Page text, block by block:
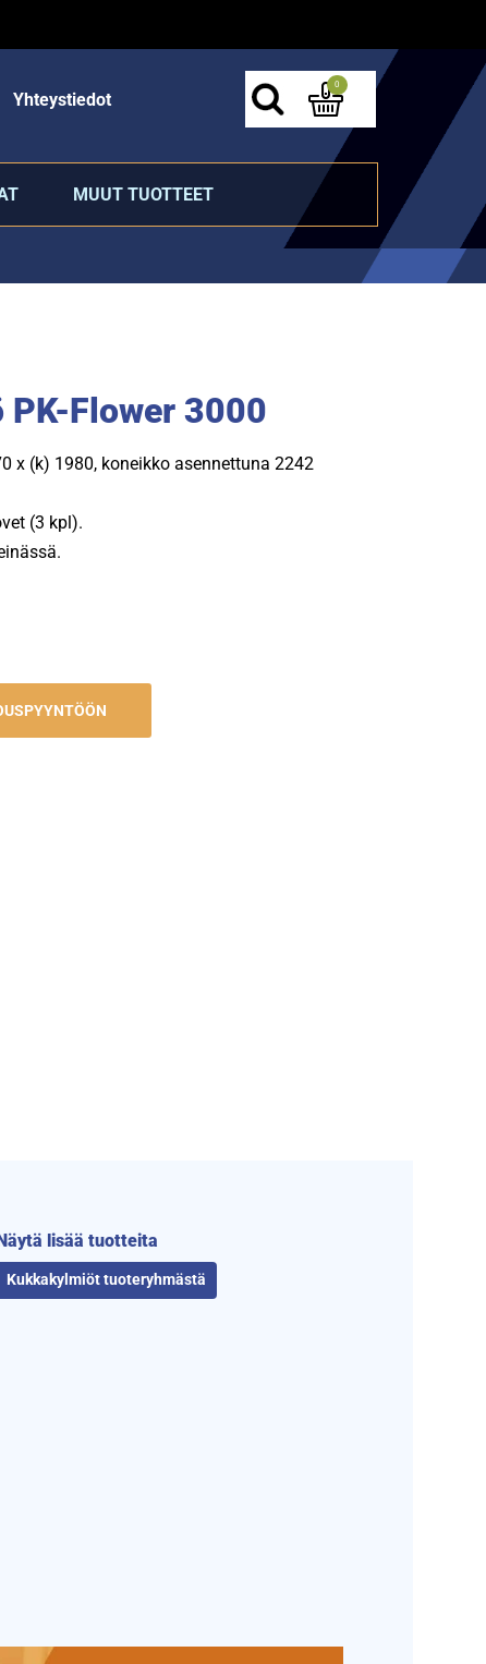
Yhteystiedot
0
MUUT TUOTTEET
Flower 3000
x (k) 1980, koneikko asennettuna 2242
(3 kpl).
lisää tuotteita
Kukkakylmiöt tuoteryhmästä